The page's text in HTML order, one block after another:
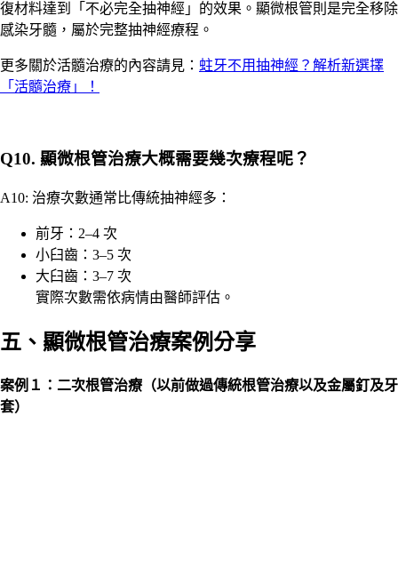
復材料達到「不必完全抽神經」的效果。顯微根管則是完全移除
感染牙髓，屬於完整抽神經療程。
更多關於活髓治療的內容請見： 蛀牙不用抽神經？解析新選擇
「活髓治療」！
Q10. 顯微根管治療大概需要幾次療程呢？
A10: 治療次數通常比傳統抽神經多：
前牙：2–4 次
小臼齒：3–5 次
大臼齒：3–7 次
實際次數需依病情由醫師評估。
五、顯微根管治療案例分享
案例１：二次根管治療（以前做過傳統根管治療以及金屬釘及牙
套）